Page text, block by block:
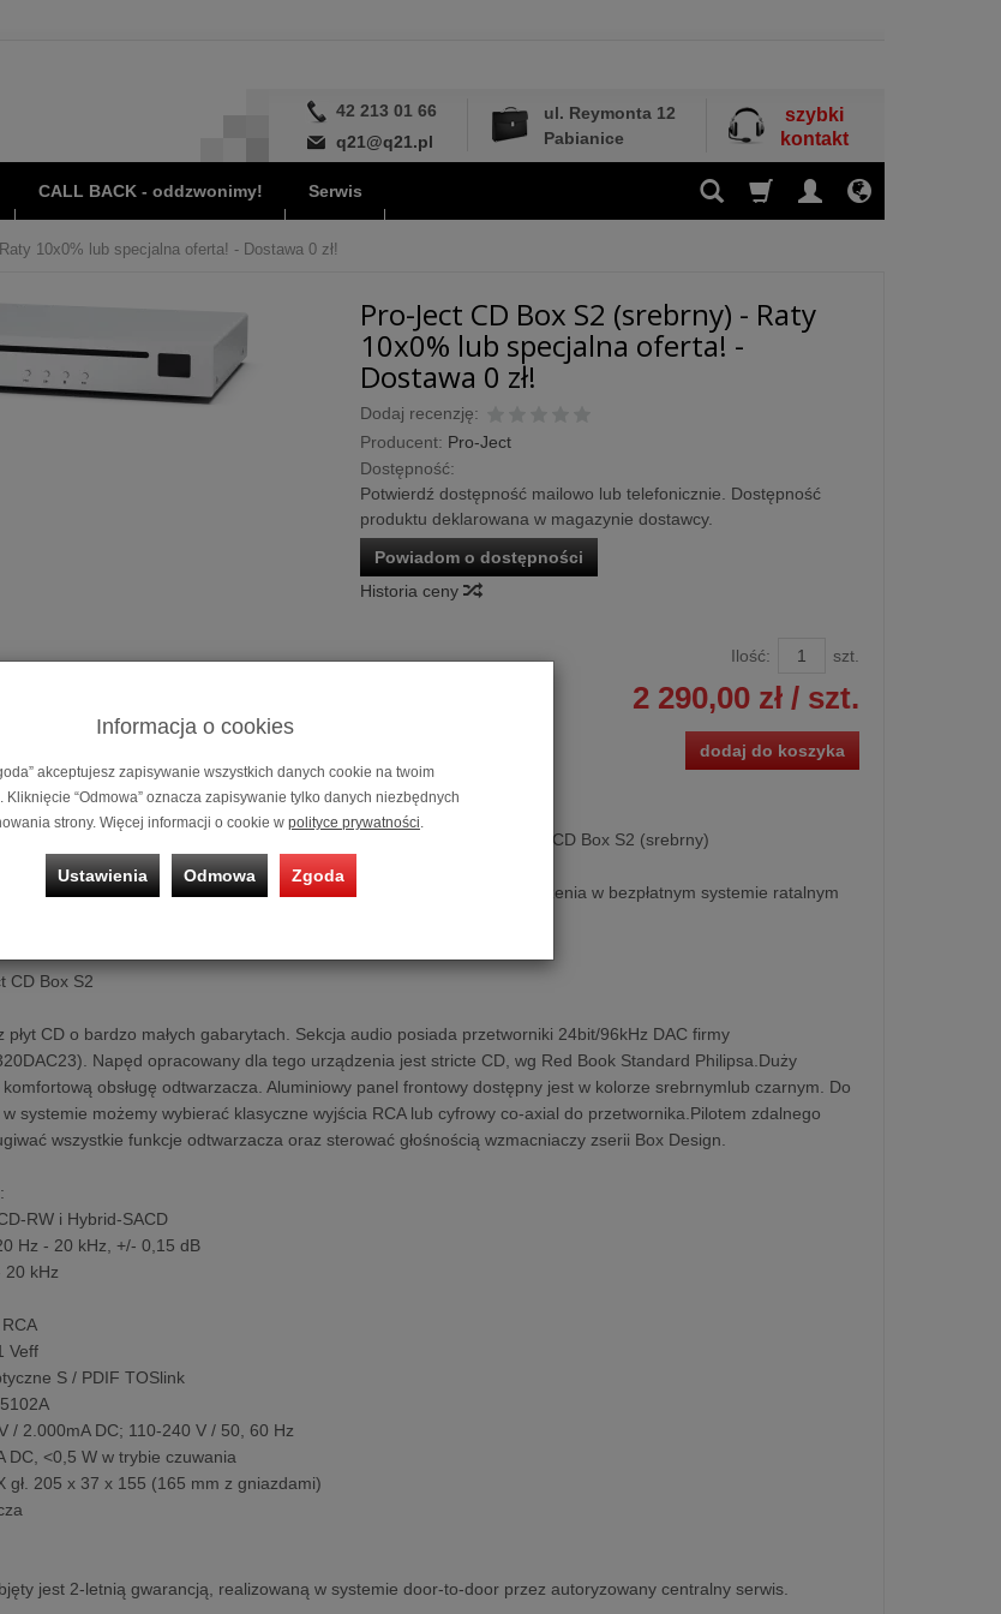
42 213 01 66
q21@q21.pl
ul. Reymonta 12
Pabianice
szybki
kontakt
CALL BACK - oddzwonimy! Serwis
10x0% lub specjalna oferta! - Dostawa 0 zł!
Pro-Ject CD Box S2 (srebrny) - Raty
10x0% lub specjalna oferta! -
Dostawa 0 zł!
Dodaj recenzję:
Producent: Pro-Ject
Dostępność:
Potwierdź dostępność mailowo lub telefonicznie. Dostępność
produktu deklarowana w magazynie dostawcy.
Powiadom o dostępności
Historia ceny
Ilość: szt.
2 290,00 zł/ szt.
dodaj do koszyka
Odtwarzacz CD Pro-Ject CD Box S2 (srebrny)
Możliwość zakupu urządzenia w bezpłatnym systemie ratalnym
CD Box S2
płyt CD o bardzo małych gabarytach. Sekcja audio posiada przetworniki 24bit/96kHz DAC firmy
Napęd opracowany dla tego urządzenia jest stricte CD, wg Red Book Standard Philipsa.Duży
obsługę odtwarzacza. Aluminiowy panel frontowy dostępny jest w kolorze srebrnymlub czarnym. Do
w systemie możemy wybierać klasyczne wyjścia RCA lub cyfrowy co-axial do przetwornika.Pilotem zdalnego
wszystkie funkcje odtwarzacza oraz sterować głośnością wzmacniaczy zserii Box Design.
RW i Hybrid-SACD
Hz - 20 kHz, +/- 0,15 dB
20 kHz
Veff
S / PDIF TOSlink
/ 2.000mA DC; 110-240 V / 50, 60 Hz
DC, <0,5 W w trybie czuwania
gł. 205 x 37 x 155 (165 mm z gniazdami)
jest 2-letnią gwarancją, realizowaną w systemie door-to-door przez autoryzowany centralny serwis.
Informacja o cookies
akceptujesz zapisywanie wszystkich danych cookie na twoim
Kliknięcie “Odmowa” oznacza zapisywanie tylko danych niezbędnych
strony. Więcej informacji o cookie w polityce prywatności.
Ustawienia Odmowa Zgoda